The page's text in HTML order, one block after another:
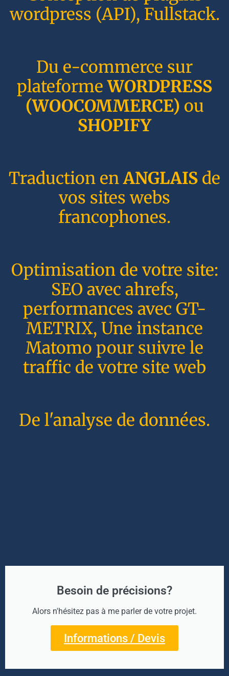
wordpress (API), Fullstack.
Du e-commerce sur
plateformeWORDPRESS
(WOOCOMMERCE) ou
SHOPIFY
Traduction enANGLAIS de
vos sites webs
francophones.
Optimisation de votre site:
SEO avec ahrefs,
performances avec GT-
METRIX, Une instance
Matomo pour suivre le
traffic de votre site web
De l'analyse de données.
Besoin de précisions?
Alors n'hésitez pas à me parler de votre projet.
Informations / Devis